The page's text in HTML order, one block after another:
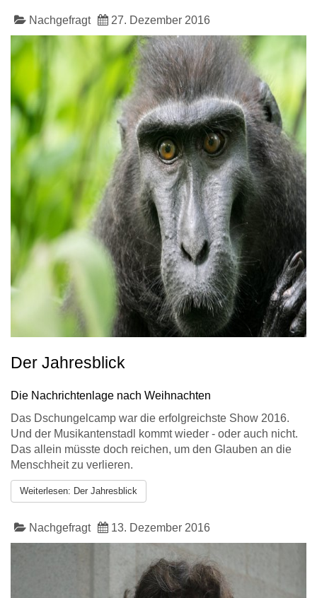
Nachgefragt 27. Dezember 2016
Der Jahresblick
Die Nachrichtenlage nach Weihnachten
Das Dschungelcamp war die erfolgreichste Show 2016.
Und der Musikantenstadl kommt wieder - oder auch nicht.
Das allein müsste doch reichen, um den Glauben an die
Menschheit zu verlieren.
Weiterlesen: Der Jahresblick
Nachgefragt 13. Dezember 2016